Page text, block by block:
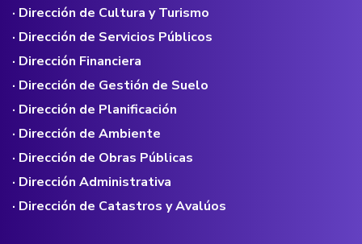
· Dirección de Cultura y Turismo
· Dirección de Servicios Públicos
· Dirección Financiera
· Dirección de Gestión de Suelo
· Dirección de Planificación
· Dirección de Ambiente
· Dirección de Obras Públicas
· Dirección Administrativa
· Dirección de Catastros y Avalúos